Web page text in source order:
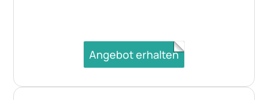
Angebot erhalten